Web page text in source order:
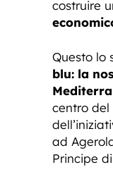
costruire
Questo lo
blu: la
centro del
ad
Principe